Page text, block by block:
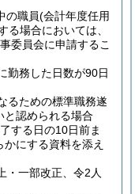
の職員(会計年度任用
る場合においては、
委員会に申請するこ
勤務した日数が90日
るための標準職務遂
と認められる場合
する日の10日前ま
にする資料を添え
・一部改正、令2人